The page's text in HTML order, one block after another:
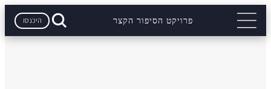
פרויקט הסיפור הקצר היכנסו